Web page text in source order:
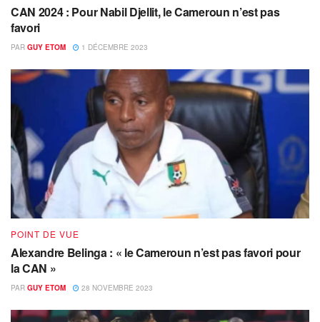
CAN 2024 : Pour Nabil Djellit, le Cameroun n’est pas
favori
PAR GUY ETOM 1 DÉCEMBRE 2023
POINT DE VUE
Alexandre Belinga : « le Cameroun n’est pas favori pour
la CAN »
PAR GUY ETOM 28 NOVEMBRE 2023